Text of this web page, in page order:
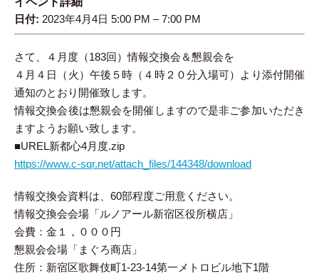
日付: 2023年4月4日 5:00 PM –7:00 PM
さて、４月度（183回）情報交換会＆懇親会を
４月４日（火）午後５時（４時２０分入場可）より添付開催
通知のとおり開催致します。
情報交換会後は懇親会を開催しますので是非ご参加いただき
ますようお願い致します。
■UREL新都心4月度.zip
https://www.c-sqr.net/attach_files/144348/download
情報交換会資料は、60部程度ご用意ください。
情報交換会会場「ルノアール新宿区役所横店」
会費：金１，０００円
懇親会会場「まぐろ商店」
住所：新宿区歌舞伎町1-23-14第一メトロビル地下1階